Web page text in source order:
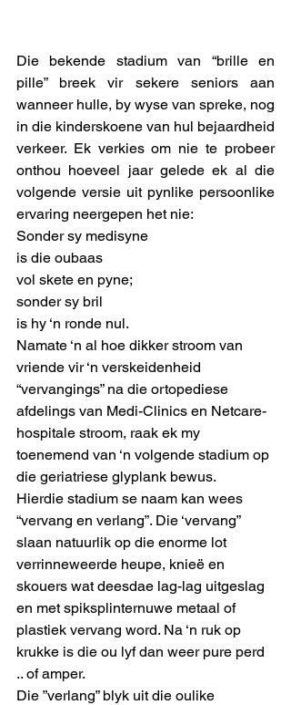
Die bekende stadium van “brille en
pille” breek vir sekere seniors aan
wanneer hulle, by wyse van spreke, nog
in die kinderskoene van hul bejaardheid
verkeer. Ek verkies om nie te probeer
onthou hoeveel jaar gelede ek al die
volgende versie uit pynlike persoonlike
ervaring neergepen het nie:
Sonder sy medisyne
is die oubaas
vol skete en pyne;
sonder sy bril
is hy ‘n ronde nul.
Namate ‘n al hoe dikker stroom van
vriende vir ‘n verskeidenheid
“vervangings” na die ortopediese
afdelings van Medi-Clinics en Netcare-
hospitale stroom, raak ek my
toenemend van ‘n volgende stadium op
die geriatriese glyplank bewus.
Hierdie stadium se naam kan wees
“vervang en verlang”. Die ‘vervang”
slaan natuurlik op die enorme lot
verrinneweerde heupe, knieë en
skouers wat deesdae lag-lag uitgeslag
en met spiksplinternuwe metaal of
plastiek vervang word. Na ‘n ruk op
krukke is die ou lyf dan weer pure perd
.. of amper.
Die ”verlang” blyk uit die oulike